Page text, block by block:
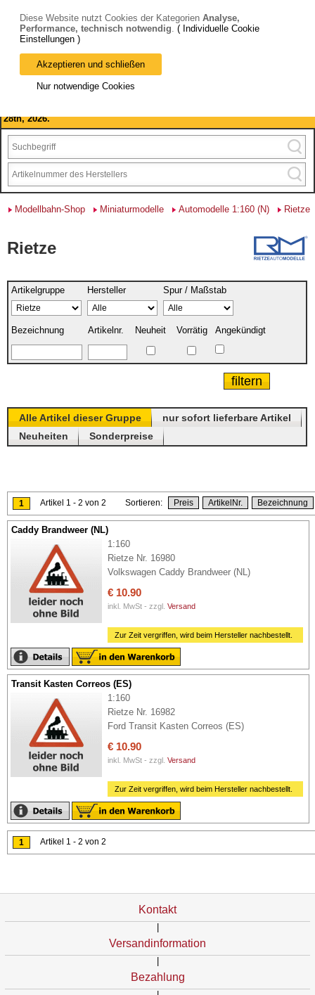
Bitte beachten Sie: wir machen Betriebsferien, vom 03. bis 28.
August 2026 haben wir geschlossen.
28th, 2026.
Modellbahn-Shop Miniaturmodelle Automodelle 1:160 (N) Rietze
Rietze
Artikelgruppe Hersteller Spur / Maßstab
Bezeichnung Artikelnr. Neuheit Vorrätig Angekündigt
Alle Artikel dieser Gruppe
nur sofort lieferbare Artikel
Neuheiten
Sonderpreise
1 Artikel 1 - 2 von 2 Sortieren: Preis ArtikelNr. Bezeichnung
Caddy Brandweer (NL)
1:160
Rietze Nr. 16980
Volkswagen Caddy Brandweer (NL)
€ 10.90
inkl. MwSt - zzgl. Versand
Zur Zeit vergriffen, wird beim Hersteller nachbestellt.
Transit Kasten Correos (ES)
1:160
Rietze Nr. 16982
Ford Transit Kasten Correos (ES)
€ 10.90
inkl. MwSt - zzgl. Versand
Zur Zeit vergriffen, wird beim Hersteller nachbestellt.
1 Artikel 1 - 2 von 2
Kontakt
Versandinformation
Bezahlung
Diese Website nutzt Cookies der Kategorien Analyse,
Performance, technisch notwendig. ( Individuelle Cookie
Einstellungen )
Akzeptieren und schließen
Nur notwendige Cookies